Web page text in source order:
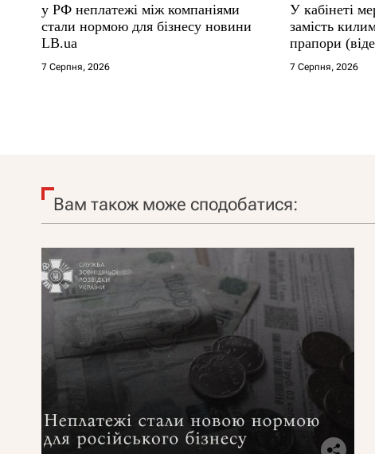
у РФ неплатежі між компаніями
стали нормою для бізнесу новини
LB.ua
7 Серпня, 2026
У кабінеті
замість
прапори
7 Серпня, 2026
Вам також може сподобатися: